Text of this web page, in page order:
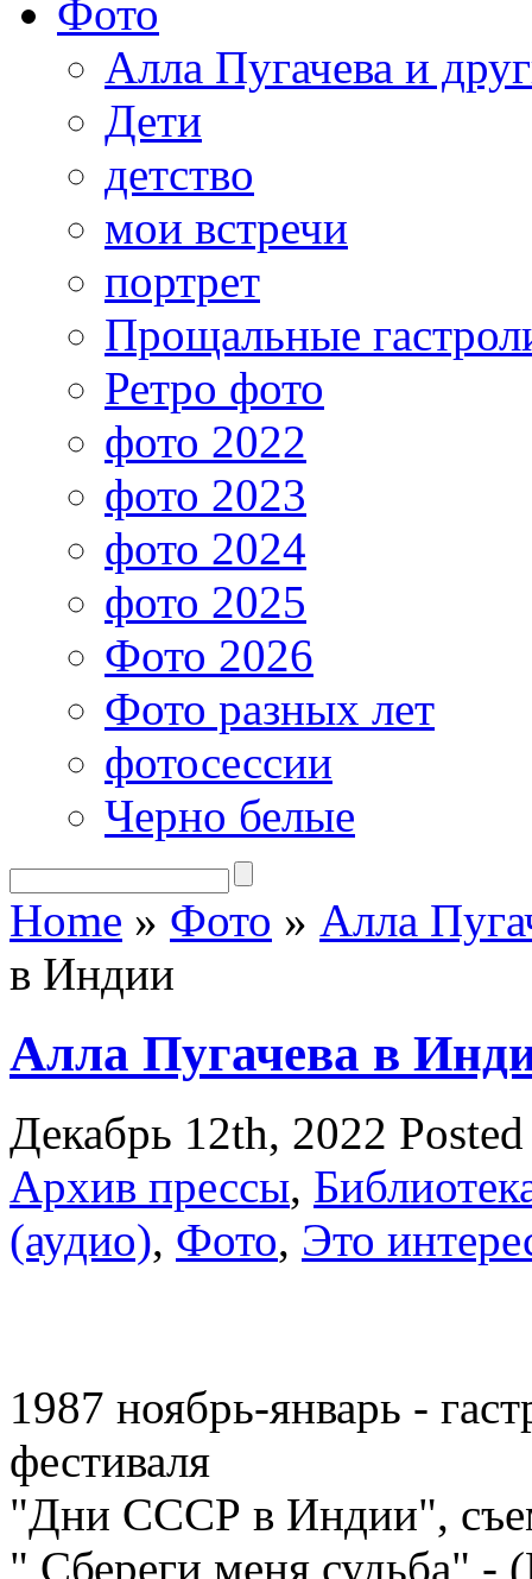
Фото
Алла Пугачева и
Дети
детство
мои встречи
портрет
Прощальные
Ретро фото
фото 2022
фото 2023
фото 2024
фото 2025
Фото 2026
Фото разных лет
фотосессии
Черно белые
Home » Фото » Алла
в Индии
Алла Пугачева в
Декабрь 12th, 2022
Архив прессы,
(аудио), Фото, Это
1987 ноябрь-январь -
фестиваля
"Дни СССР в Индии",
" Сбереги меня судьба" -